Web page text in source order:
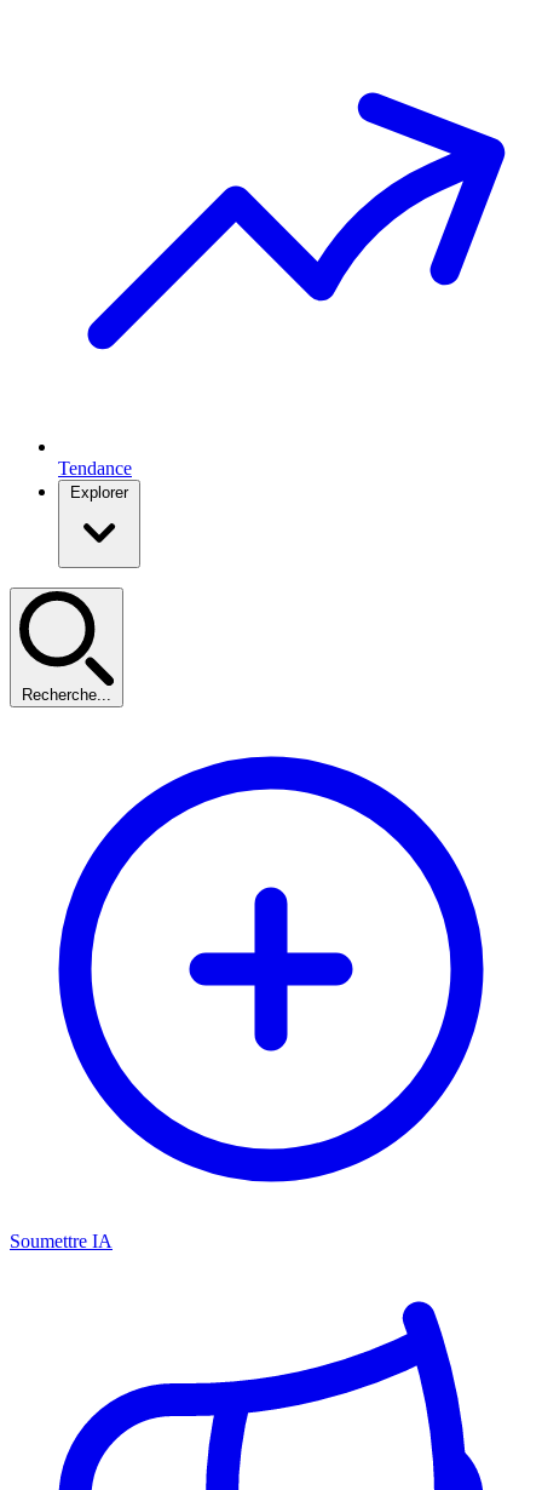
Tendance
Explorer
Recherche...
Soumettre IA